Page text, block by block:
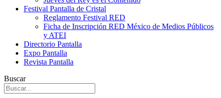
Festival Pantalla de Cristal
Reglamento Festival RED
Ficha de Inscripción RED México de Medios Públicos
y ATEI
Directorio Pantalla
Expo Pantalla
Revista Pantalla
Buscar